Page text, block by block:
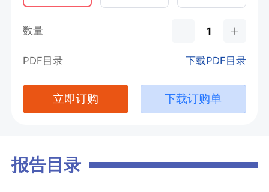
数量
PDF目录 下载PDF目录
立即订购 下载订购单
报告目录